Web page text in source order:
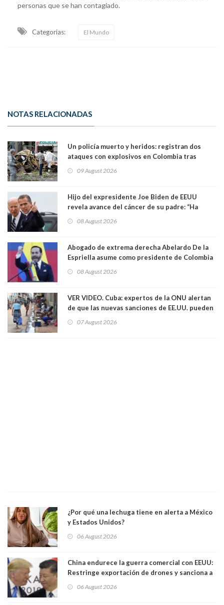
personas que se han contagiado.
Categorias: El Mundo
NOTAS RELACIONADAS
Un policía muerto y heridos: registran dos
ataques con explosivos en Colombia tras
09 August 2026
Hijo del expresidente Joe Biden de EEUU
revela avance del cáncer de su padre: “Ha
08 August 2026
Abogado de extrema derecha Abelardo De la
Espriella asume como presidente de Colombia
08 August 2026
VER VIDEO. Cuba: expertos de la ONU alertan
de que las nuevas sanciones de EE.UU. pueden
07 August 2026
¿Por qué una lechuga tiene en alerta a México
y Estados Unidos?
06 August 2026
China endurece la guerra comercial con EEUU:
Restringe exportación de drones y sanciona a
06 August 2026